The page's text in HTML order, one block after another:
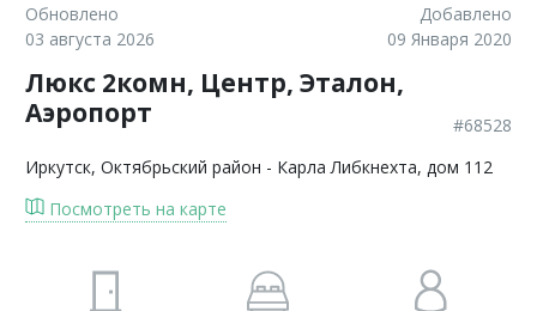
Обновлено
03 августа 2026
Добавлено
09 Января 2020
Люкс 2комн, Центр, Эталон,
Аэропорт
#68528
Иркутск, Октябрьский район - Карла Либкнехта, дом 112
Посмотреть на карте